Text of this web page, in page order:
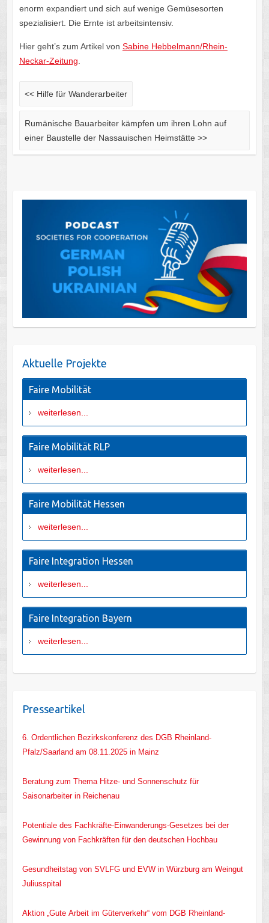
enorm expandiert und sich auf wenige Gemüsesorten
spezialisiert. Die Ernte ist arbeitsintensiv.
Hier geht’s zum Artikel von Sabine Hebbelmann/Rhein-
Neckar-Zeitung.
<<Hilfe für Wanderarbeiter
Rumänische Bauarbeiter kämpfen um ihren Lohn auf
einer Baustelle der Nassauischen Heimstätte >>
Aktuelle Projekte
Faire Mobilität
weiterlesen...
Faire Mobilität RLP
weiterlesen...
Faire Mobilität Hessen
weiterlesen...
Faire Integration Hessen
weiterlesen...
Faire Integration Bayern
weiterlesen...
Presseartikel
6. Ordentlichen Bezirkskonferenz des DGB Rheinland-
Pfalz/Saarland am 08.11.2025 in Mainz
Beratung zum Thema Hitze- und Sonnenschutz für
Saisonarbeiter in Reichenau
Potentiale des Fachkräfte-Einwanderungs-Gesetzes bei der
Gewinnung von Fachkräften für den deutschen Hochbau
Gesundheitstag von SVLFG und EVW in Würzburg am Weingut
Juliusspital
Aktion „Gute Arbeit im Güterverkehr“ vom DGB Rheinland-